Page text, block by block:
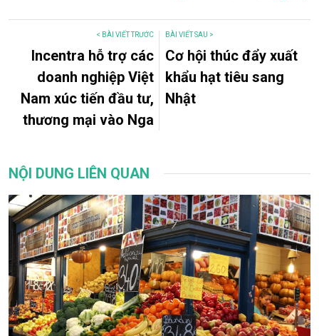
< BÀI VIẾT TRƯỚC
Incentra hỗ trợ các
doanh nghiệp Việt
Nam xúc tiến đầu tư,
thương mại vào Nga
BÀI VIẾT SAU >
Cơ hội thúc đẩy xuất
khẩu hạt tiêu sang
Nhật
NỘI DUNG LIÊN QUAN